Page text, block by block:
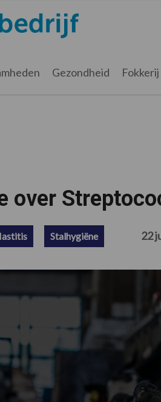
Gezondheid Fokkerij
over
Stalhygiëne 22